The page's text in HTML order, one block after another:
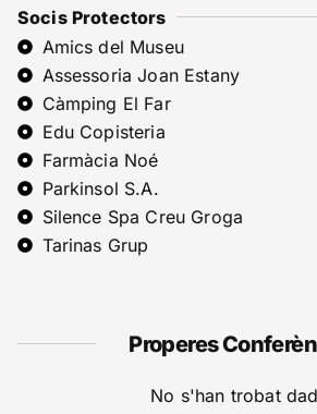
Socis Protectors
Amics del Museu
Assessoria Joan Estany
Càmping El Far
Edu Copisteria
Farmàcia Noé
Parkinsol S.A.
Silence Spa Creu Groga
Tarinas Grup
Properes
No s'han trobat